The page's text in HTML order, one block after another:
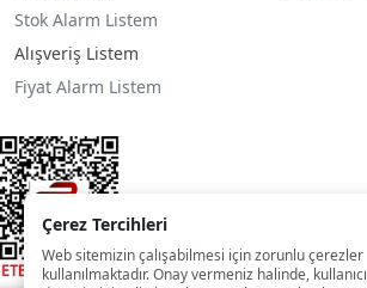
Stok Alarm Listem
Alışveriş Listem
Fiyat Alarm Listem
Çerez Tercihleri
Web sitemizin çalışabilmesi için zorunlu çerezler
kullanılmaktadır. Onay vermeniz halinde, kullanıcı